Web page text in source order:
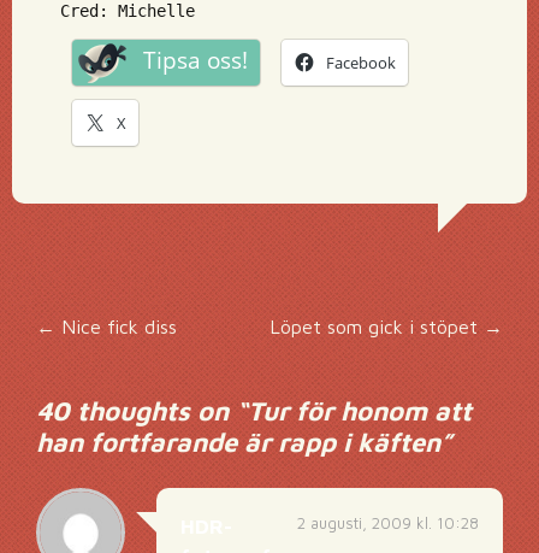
Cred: Michelle
Tipsa oss! Facebook
X
Inläggsnavigering
← Nice fick diss Löpet som gick i stöpet→
40 thoughts on “Tur för honom att
han fortfarande är rapp i käften”
2 augusti, 2009 kl. 10:28